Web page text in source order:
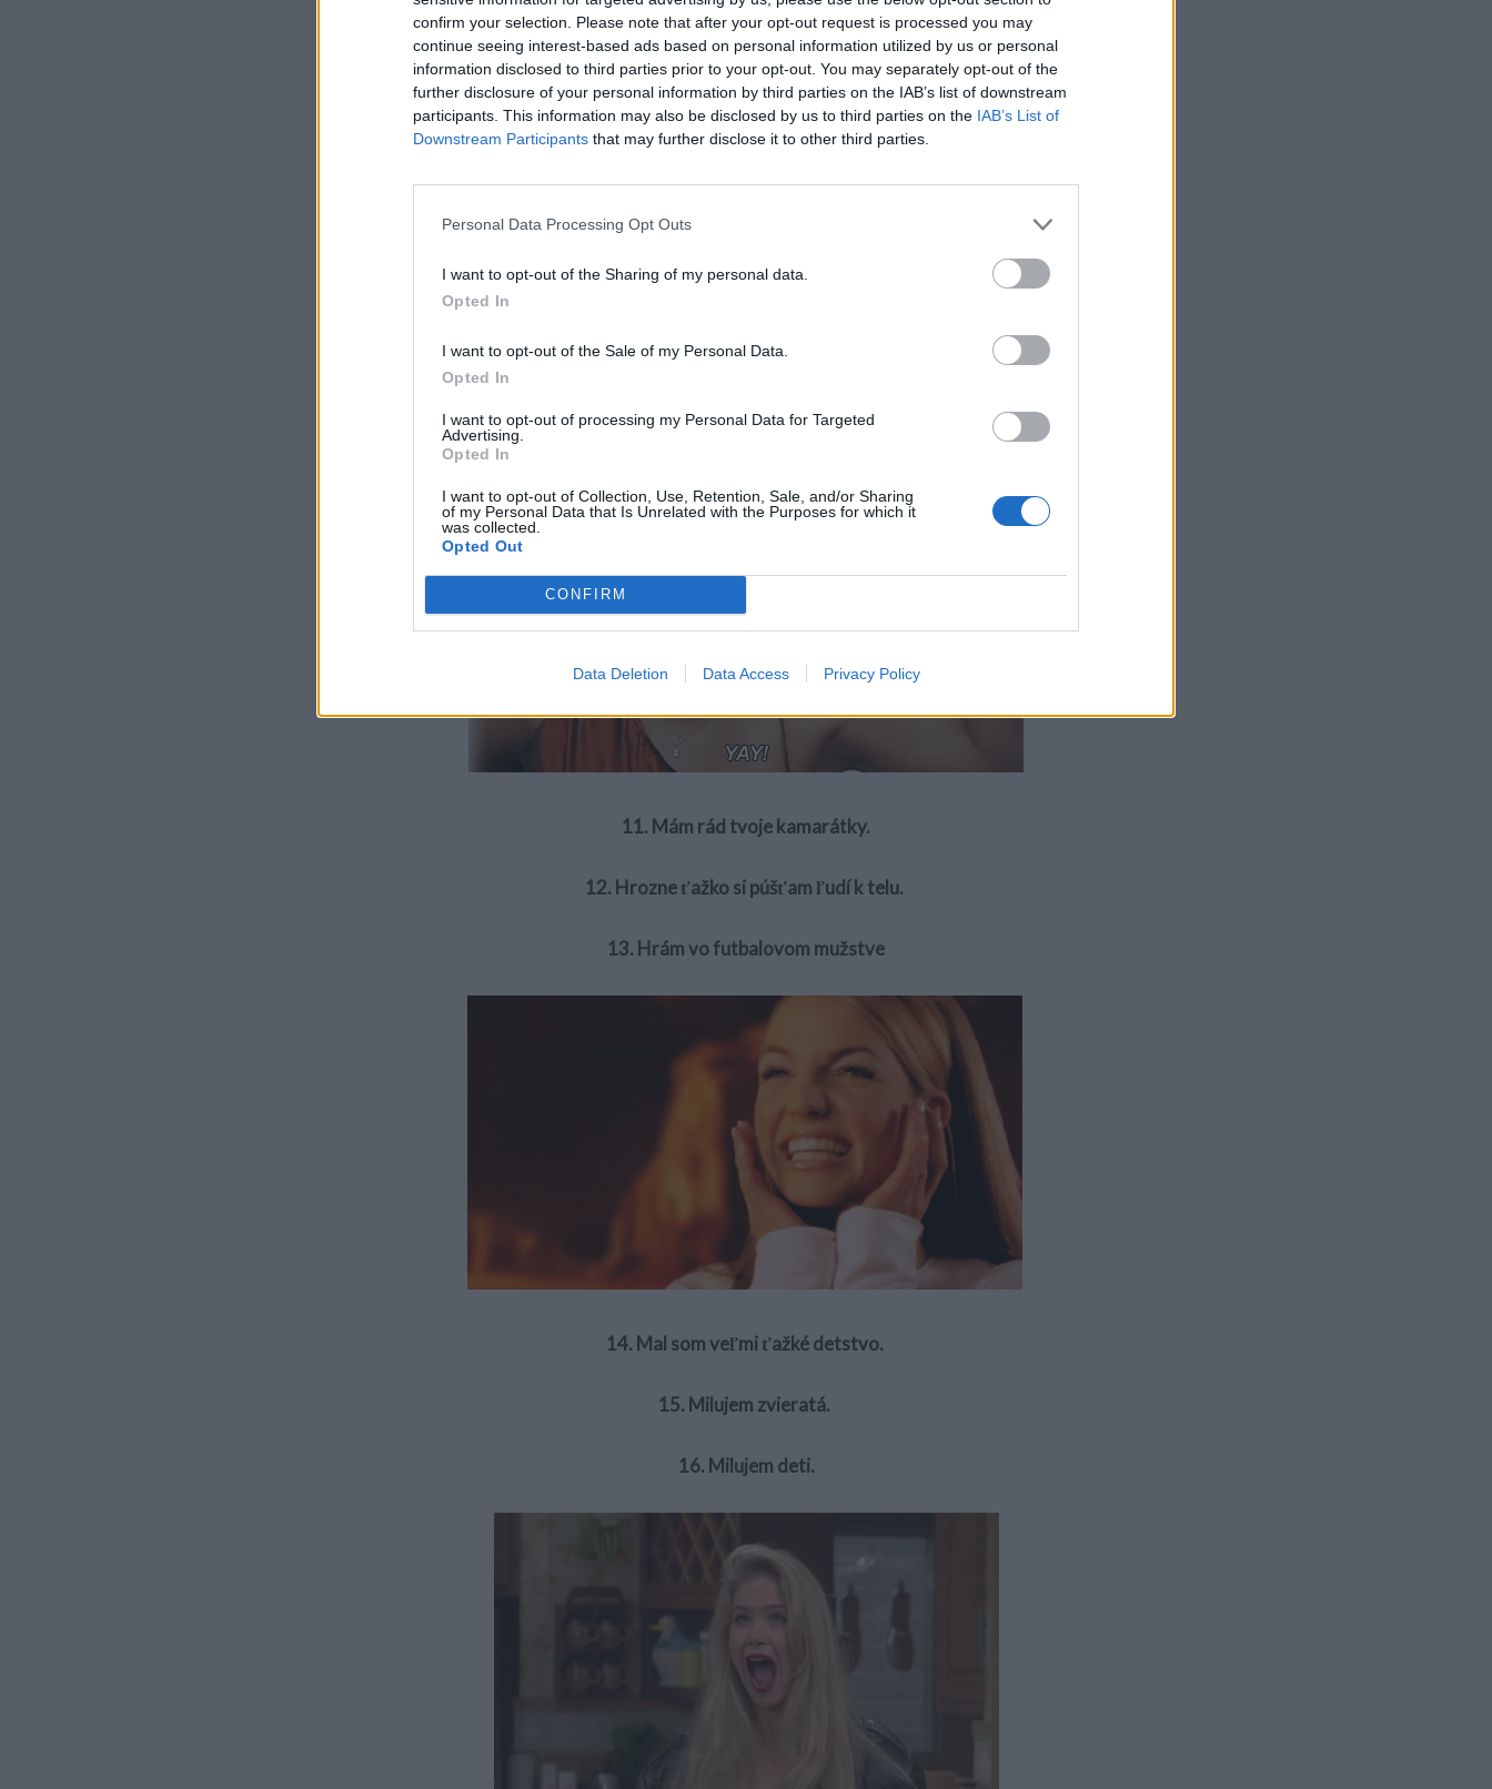
confirm your selection. Please note that after your opt-out request is processed you may
continue seeing interest-based ads based on personal information utilized by us or personal
information disclosed to third parties prior to your opt-out. You may separately opt-out of the
further disclosure of your personal information by third parties on the IAB’s list of downstream
participants. This information may also be disclosed by us to third parties on the IAB’s List of
Downstream Participants that may further disclose it to other third parties.
Personal Data Processing Opt Outs
I want to opt-out of the Sharing of my personal data.
Opted In
I want to opt-out of the Sale of my Personal Data.
Opted In
I want to opt-out of processing my Personal Data for Targeted
Advertising.
Opted In
I want to opt-out of Collection, Use, Retention, Sale, and/or Sharing
of my Personal Data that Is Unrelated with the Purposes for which it
was collected.
Opted Out
CONFIRM
Data Deletion Data Access Privacy Policy
10. Inteligentné ženy, ako si ty, mi imponujú.
11. Mám rád tvoje kamarátky.
12. Hrozne ťažko si púšťam ľudí k telu.
13. Hrám vo futbalovom mužstve
14. Mal som veľmi ťažké detstvo.
15. Milujem zvieratá.
16. Milujem deti.